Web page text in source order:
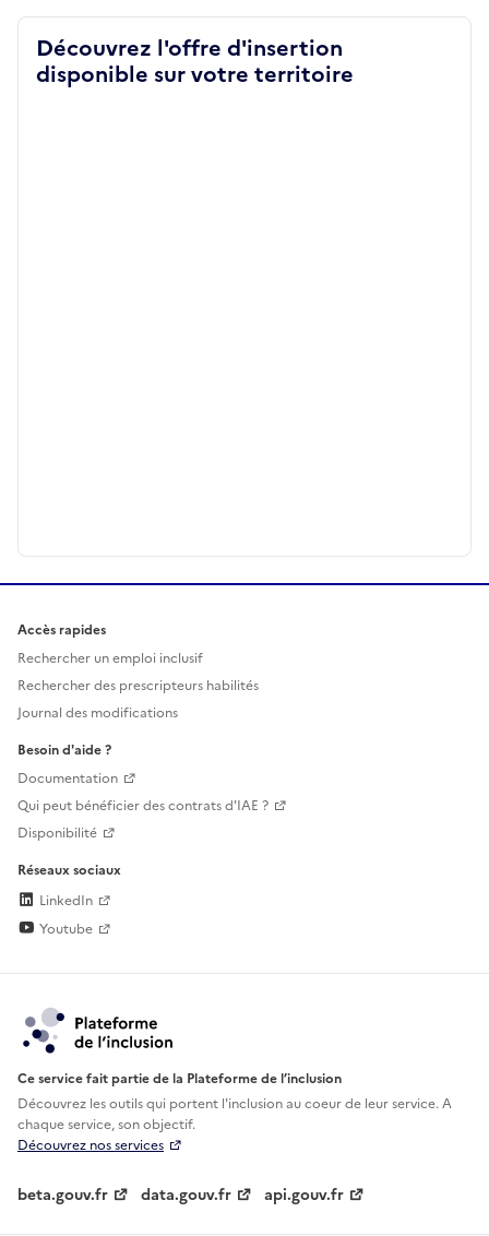
Découvrez l'offre d'insertion
disponible sur votre territoire
Accès rapides
Rechercher un emploi inclusif
Rechercher des prescripteurs habilités
Journal des modifications
Besoin d'aide ?
Documentation
Qui peut bénéficier des contrats d'IAE ?
Disponibilité
Réseaux sociaux
LinkedIn
Youtube
Ce service fait partie de la Plateforme de l’inclusion
Découvrez les outils qui portent l'inclusion aucoeur de leur service. A
chaque service, son objectif.
Découvrez nos services
beta.gouv.fr data.gouv.fr api.gouv.fr